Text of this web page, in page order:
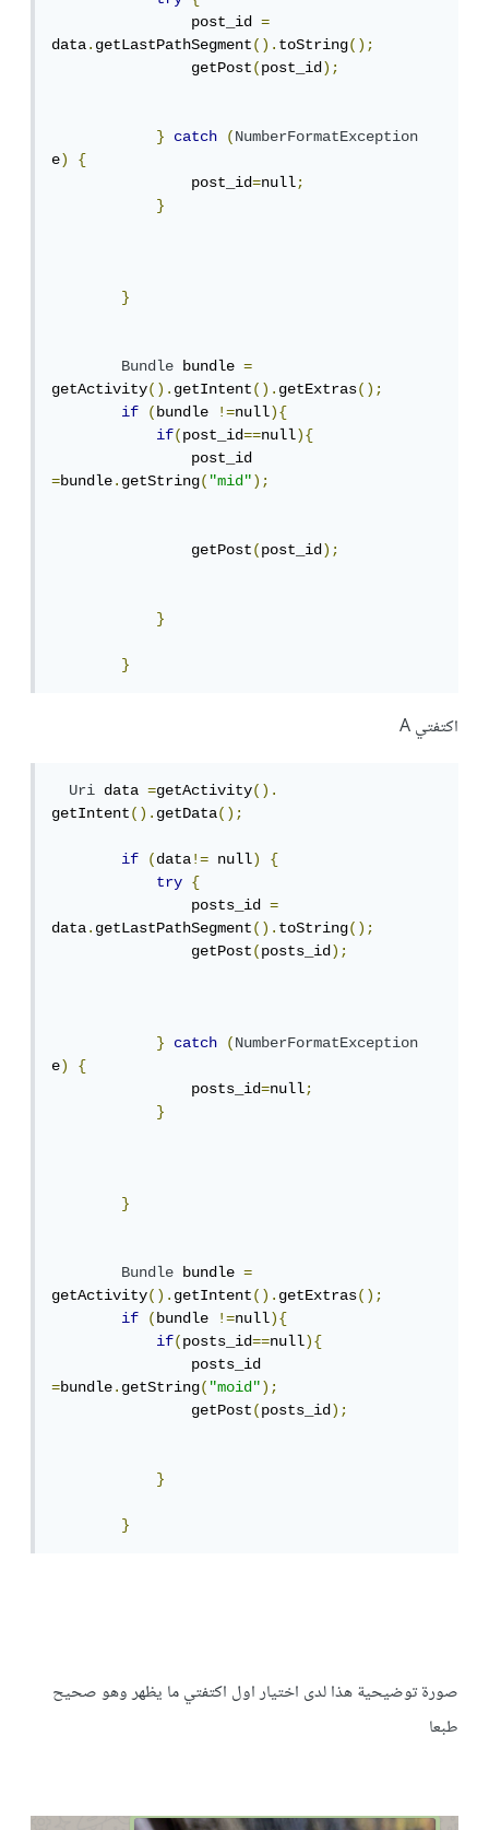
                post_id
=
data.getLastPathSegment().toString();
                getPost
(post_id);
} catch (NumberFormatException
e)
{
                post_id
=null;
}
}
Bundle bundle =
getActivity().getIntent().getExtras();
if
(bundle !=null){
if(post_id==null){
=bundle.getString("mid");
                getPost
(post_id);
}
}
اكتفتي A
Uri data =getActivity().
getIntent().getData();
if (data!= null)
{
try
{
                posts_id
=
data.getLastPathSegment().toString();
                getPost
(posts_id);
} catch (NumberFormatException
e)
{
                posts_id
=null;
}
}
Bundle bundle =
getActivity().getIntent().getExtras();
if
(bundle !=null){
if(posts_id==null){
=bundle.getString("moid");
                getPost
(posts_id);
}
}
صورة توضيحية هذا لدى اختيار اول اكتفتي ما يظهر وهو صحيح
طبعا